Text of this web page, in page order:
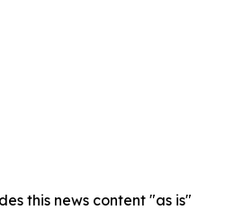
this news content "as is"